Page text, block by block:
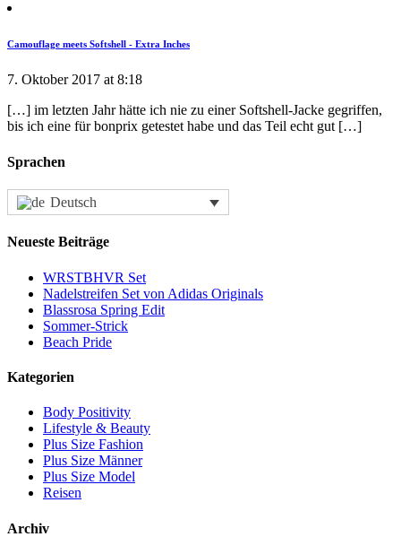
Camouflage meets Softshell - Extra Inches
7. Oktober 2017 at 8:18
[…] im letzten Jahr hätte ich nie zu einer Softshell-Jacke gegriffen,
bis ich eine für bonprix getestet habe und das Teil echt gut […]
Sprachen
Deutsch
Neueste Beiträge
WRSTBHVR Set
Nadelstreifen Set von Adidas Originals
Blassrosa Spring Edit
Sommer-Strick
Beach Pride
Kategorien
Body Positivity
Lifestyle & Beauty
Plus Size Fashion
Plus Size Männer
Plus Size Model
Reisen
Archiv